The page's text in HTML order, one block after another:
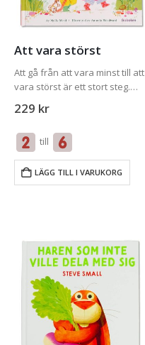
Att vara störst
Att gå från att vara minst till att
vara störst är ett stort steg.
svårt att vara stor när man
229 kr
till
LÄGG TILL I VARUKORG